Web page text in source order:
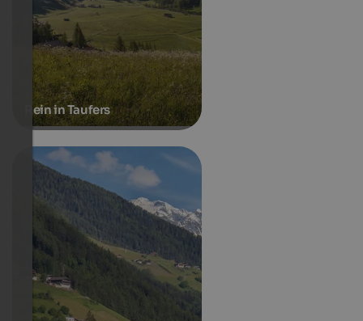
Rein in Taufers